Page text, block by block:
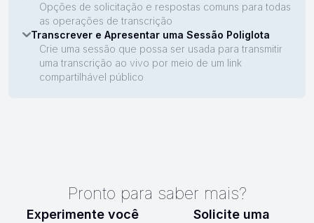
Opções de solicitação e respostas comuns para todas
as operações de transcrição
Transcrever e Apresentar uma Sessão Poliglota
Crie uma sessão que possa ser usada para transmitir
uma transcrição ao vivo por meio de um link
compartilhável público
Pronto para saber mais?
Experimente você
Solicite uma